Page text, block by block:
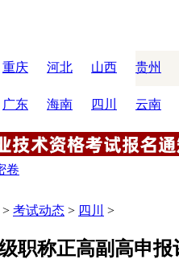
重庆 河北 山西 贵州
广东 海南 四川 云南
> 考试动态 > 四川 >
职称正高副高申报